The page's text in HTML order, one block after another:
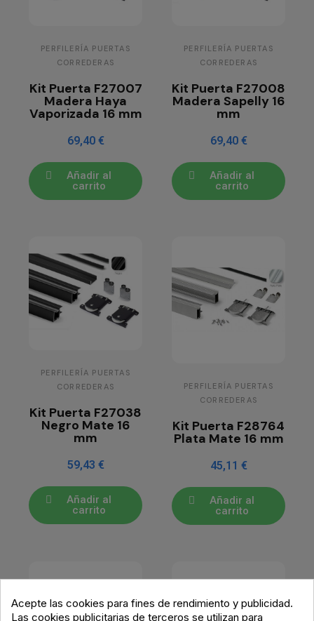
PERFILERÍA PUERTAS
CORREDERAS
Kit Puerta F27007
Madera Haya
Vaporizada 16 mm
69,40 €
Añadir al
carrito
PERFILERÍA PUERTAS
CORREDERAS
Kit Puerta F27008
Madera Sapelly 16
mm
69,40 €
Añadir al
carrito
PERFILERÍA PUERTAS
CORREDERAS
Kit Puerta F27038
Negro Mate 16
mm
59,43 €
Añadir al
carrito
PERFILERÍA PUERTAS
CORREDERAS
Kit Puerta F28764
Plata Mate 16 mm
45,11 €
Añadir al
carrito
Acepte las cookies para fines de rendimiento y publicidad.
Las cookies publicitarias de terceros se utilizan para